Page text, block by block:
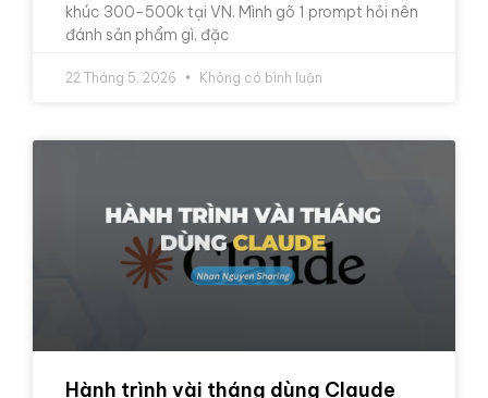
khúc 300-500k tại VN. Mình gõ 1 prompt hỏi nên
đánh sản phẩm gì, đặc
22 Tháng 5, 2026 Không có bình luận
Hành trình vài tháng dùng Claude